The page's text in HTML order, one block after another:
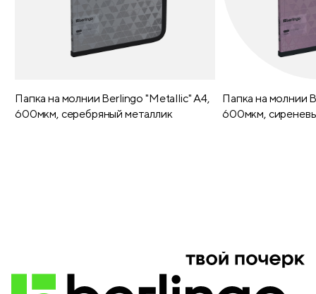
Папка на молнии Berlingo "Metallic" А4,
600мкм, серебряный металлик
Папка на молнии
600мкм,